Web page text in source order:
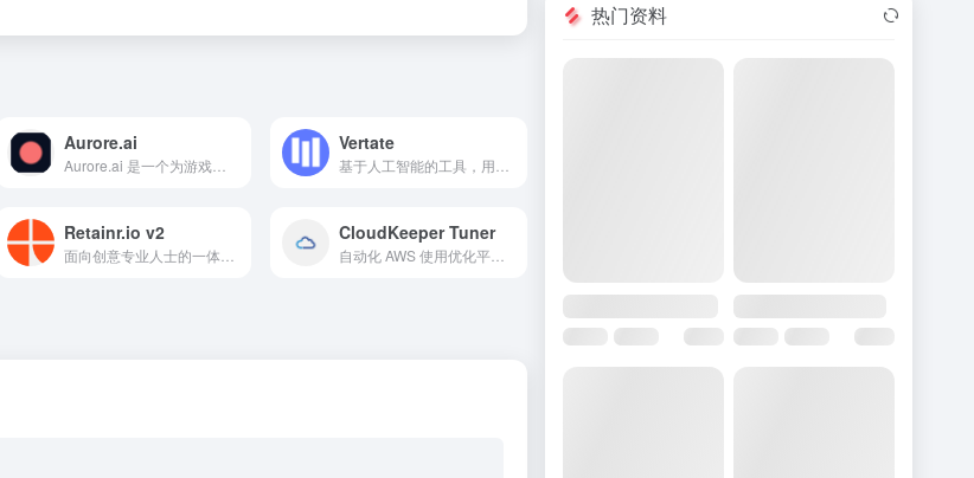
Aurore.ai
Aurore.ai 是一个为游戏和工作提供支持与陪伴的 AI 伴侣。
Vertate
Retainr.io v2 CloudKeeper Tuner
热门资料